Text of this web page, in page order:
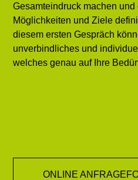
Gesamteindruck machen
Möglichkeiten und Ziele
diesem ersten Gespräch
unverbindliches und
welches genau auf Ihre
ONLINE